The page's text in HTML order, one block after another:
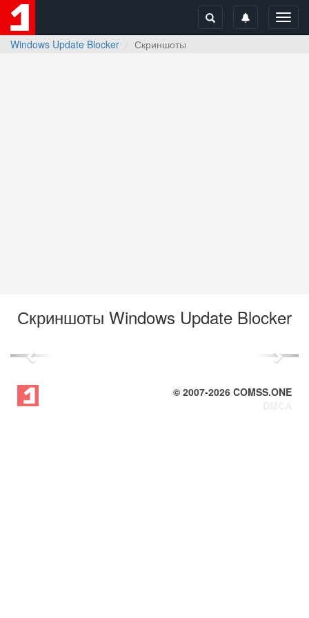
Windows Update Blocker
Скриншоты
Скриншоты Windows Update Blocker
Previous Next
© 2007-2026 COMSS.ONE